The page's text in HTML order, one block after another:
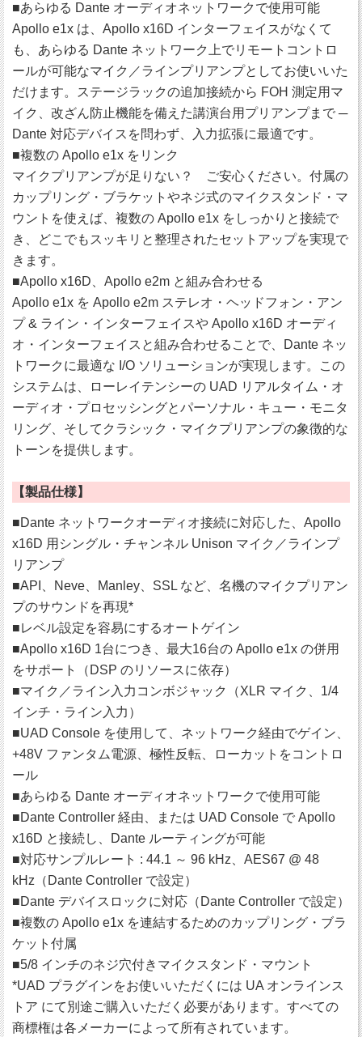
■あらゆる Dante オーディオネットワークで使用可能
Apollo e1x は、Apollo x16D インターフェイスがなくて
も、あらゆる Dante ネットワーク上でリモートコントロ
ールが可能なマイク／ラインプリアンプとしてお使いいた
だけます。ステージラックの追加接続から FOH 測定用マ
イク、改ざん防止機能を備えた講演台用プリアンプまで ─
Dante 対応デバイスを問わず、入力拡張に最適です。
■複数の Apollo e1x をリンク
マイクプリアンプが足りない？ ご安心ください。付属の
カップリング・ブラケットやネジ式のマイクスタンド・マ
ウントを使えば、複数の Apollo e1x をしっかりと接続で
き、どこでもスッキリと整理されたセットアップを実現で
きます。
■Apollo x16D、Apollo e2m と組み合わせる
Apollo e1x を Apollo e2m ステレオ・ヘッドフォン・アン
プ & ライン・インターフェイスや Apollo x16D オーディ
オ・インターフェイスと組み合わせることで、Dante ネッ
トワークに最適な I/O ソリューションが実現します。この
システムは、ローレイテンシーの UAD リアルタイム・オ
ーディオ・プロセッシングとパーソナル・キュー・モニタ
リング、そしてクラシック・マイクプリアンプの象徴的な
トーンを提供します。
【製品仕様】
■Dante ネットワークオーディオ接続に対応した、Apollo
x16D 用シングル・チャンネル Unison マイク／ラインプ
リアンプ
■API、Neve、Manley、SSL など、名機のマイクプリアン
プのサウンドを再現*
■レベル設定を容易にするオートゲイン
■Apollo x16D 1台につき、最大16台の Apollo e1x の併用
をサポート（DSP のリソースに依存）
■マイク／ライン入力コンボジャック（XLR マイク、1/4
インチ・ライン入力）
■UAD Console を使用して、ネットワーク経由でゲイン、
+48V ファンタム電源、極性反転、ローカットをコントロ
ール
■あらゆる Dante オーディオネットワークで使用可能
■Dante Controller 経由、または UAD Console で Apollo
x16D と接続し、Dante ルーティングが可能
■対応サンプルレート : 44.1 ～ 96 kHz、AES67 @ 48
kHz（Dante Controller で設定）
■Dante デバイスロックに対応（Dante Controller で設定）
■複数の Apollo e1x を連結するためのカップリング・ブラ
ケット付属
■5/8 インチのネジ穴付きマイクスタンド・マウント
*UAD プラグインをお使いいただくには UA オンラインス
トア にて別途ご購入いただく必要があります。すべての
商標権は各メーカーによって所有されています。